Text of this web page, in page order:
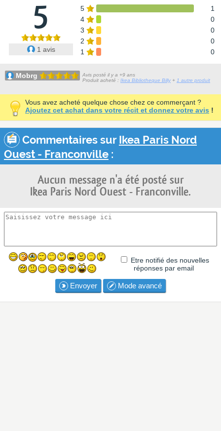
5
1 avis
5
1
4
0
3
0
2
0
1
0
Mobrg
Avis posté il y a +9 ans
Produit acheté : Ikea Bibliotheque Billy + 1 autre produit
Vous avez acheté quelque chose chez ce commerçant ?
Ajoutez cet achat dans votre récit et donnez votre avis !
Commentaires surIkea Paris Nord
Ouest - Franconville :
Aucun message n'a été posté sur
Ikea Paris Nord Ouest - Franconville.
Etre notifié des nouvelles
réponses par email
Envoyer Mode avancé